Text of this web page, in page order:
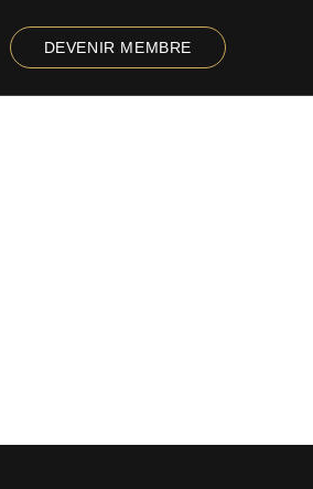
DEVENIR MEMBRE